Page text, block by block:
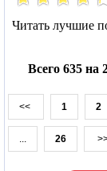
Читать лучшие
Всего 635 на
<< 1 2
... 26